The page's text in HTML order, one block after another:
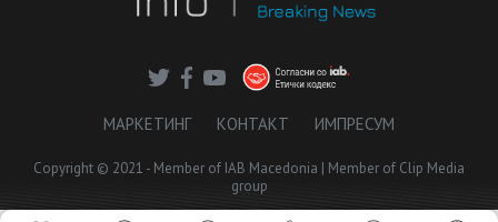
МАРКЕТИНГ КОНТАКТ ИМПРЕСУМ
Copyright © 2021 - Member of IAB Macedonia | Member of Clip Media
group